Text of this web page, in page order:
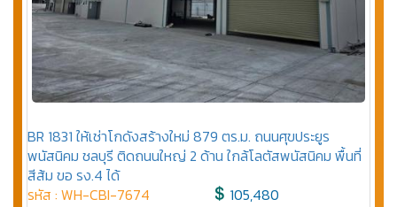
BR 1831 ให้เช่าโกดังสร้างใหม่ 879 ตร.ม. ถนนศุขประยูร
พนัสนิคม ชลบุรี ติดถนนใหญ่ 2 ด้าน ใกล้โลตัสพนัสนิคม พื้นที่
สีส้ม ขอ รง.4 ได้
รหัส : WH-CBI-7674
105,480